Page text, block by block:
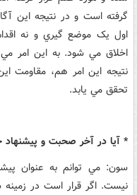
گرفته است و در نتيجه اين
اول يک موضع گيري و نه
اخلاق مي شود. به اين امر مي
نتيجه اين امر هم، مقاومت
تحقق مي يابد.
* آيا در آخر صحبت و پيشنهاد
سون: مي توانم به عنوان
نيست. اگر قرار است در